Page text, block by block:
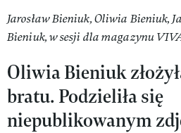
Jarosław Bieniuk, Oliwia Bieniuk,
Bieniuk, w sesji dla magazynu
Oliwia Bieniuk
bratu. Podzieliła się
niepublikowanym